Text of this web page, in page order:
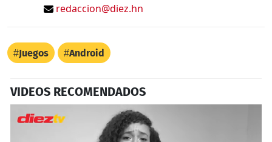
redaccion@diez.hn
Juegos Android
VIDEOS RECOMENDADOS